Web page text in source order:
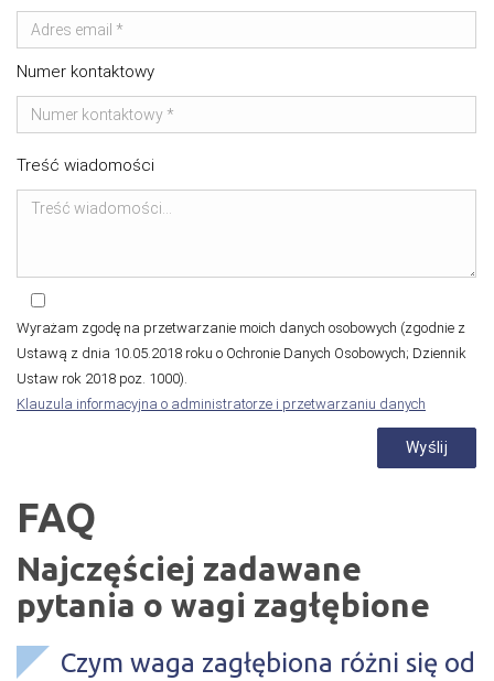
Numer kontaktowy
Treść wiadomości
Wyrażam zgodę na przetwarzanie moich danych osobowych (zgodnie z
Ustawą z dnia 10.05.2018 roku o Ochronie Danych Osobowych; Dziennik
Ustaw rok 2018 poz. 1000).
Klauzula informacyjna o administratorze i przetwarzaniu danych
FAQ
Najczęściej zadawane
pytania o wagi zagłębione
Czym waga zagłębiona różni się od